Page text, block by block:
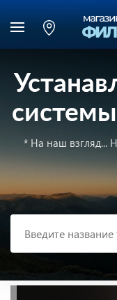
* На наш взгляд...